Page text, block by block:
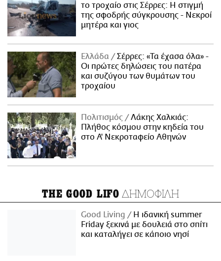
το τροχαίο στις Σέρρες: Η στιγμή
της σφοδρής σύγκρουσης - Νεκροί
μητέρα και γιος
Ελλάδα
Σέρρες: «Τα έχασα όλα» -
Οι πρώτες δηλώσεις του πατέρα
και συζύγου των θυμάτων του
τροχαίου
Πολιτισμός
Λάκης Χαλκιάς:
Πλήθος κόσμου στην κηδεία του
στο Α' Νεκροταφείο Αθηνών
THE GOOD LIFO ΔΗΜΟΦΙΛΗ
Good Living
Η ιδανική summer
Friday ξεκινά με δουλειά στο σπίτι
και καταλήγει σε κάποιο νησί